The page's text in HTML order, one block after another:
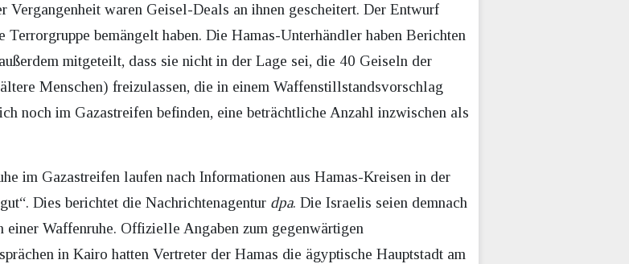
Vergangenheit waren Geisel-Deals an ihnen gescheitert. Der Entwurf
bemängelt haben. Die Hamas-Unterhändler haben Berichten
mitgeteilt, dass sie nicht in der Lage sei, die 40 Geiseln der
Menschen) freizulassen, die in einem Waffenstillstandsvorschlag
noch im Gazastreifen befinden, eine beträchtliche Anzahl inzwischen als
im Gazastreifen laufen nach Informationen aus Hamas-Kreisen in der
Dies berichtet die Nachrichtenagentur dpa. Die Israelis seien demnach
einer Waffenruhe. Offizielle Angaben zum gegenwärtigen
in Kairo hatten Vertreter der Hamas die ägyptische Hauptstadt am